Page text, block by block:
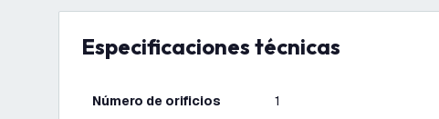
Especificaciones técnicas
Número de orificios 1